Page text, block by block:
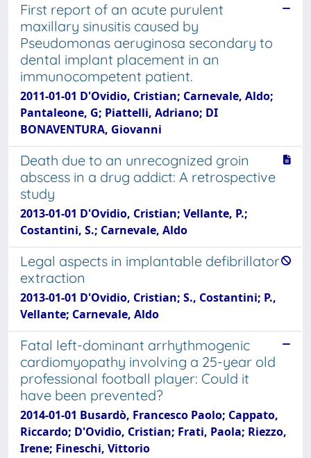
First report of an acute purulent
maxillary sinusitis caused by
Pseudomonas aeruginosa secondary to
dental implant placement in an
immunocompetent patient.
2011-01-01 D'Ovidio, Cristian; Carnevale, Aldo;
Pantaleone, G; Piattelli, Adriano; DI
BONAVENTURA, Giovanni
Death due to an unrecognized groin
abscess in a drug addict: A retrospective
study
2013-01-01 D'Ovidio, Cristian; Vellante, P.;
Costantini, S.; Carnevale, Aldo
Legal aspects in implantable defibrillator
extraction
2013-01-01 D'Ovidio, Cristian; S., Costantini; P.,
Vellante; Carnevale, Aldo
Fatal left-dominant arrhythmogenic
cardiomyopathy involving a 25-year old
professional football player: Could it
have been prevented?
2014-01-01 Busardò, Francesco Paolo; Cappato,
Riccardo; D'Ovidio, Cristian; Frati, Paola; Riezzo,
Irene; Fineschi, Vittorio